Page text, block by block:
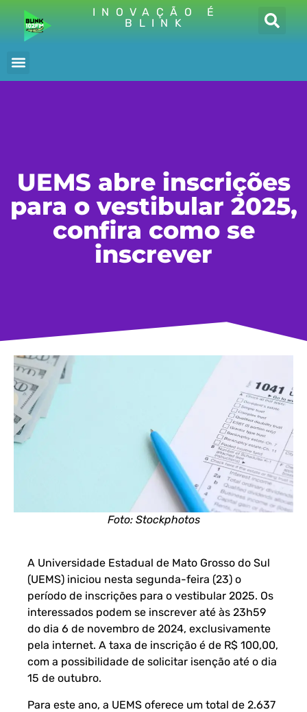
INOVAÇÃO É
BLINK
UEMS abre inscrições
para o vestibular 2025,
confira como se
inscrever
Foto: Stockphotos
A Universidade Estadual de Mato Grosso do Sul
(UEMS) iniciou nesta segunda-feira (23) o
período de inscrições para o vestibular 2025. Os
interessados podem se inscrever até às 23h59
do dia 6 de novembro de 2024, exclusivamente
pela internet. A taxa de inscrição é de R$ 100,00,
com a possibilidade de solicitar isenção até o dia
15 de outubro.
Para este ano, a UEMS oferece um total de 2.637